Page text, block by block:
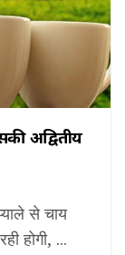
अद्वितीय
से चाय
होगी, ...